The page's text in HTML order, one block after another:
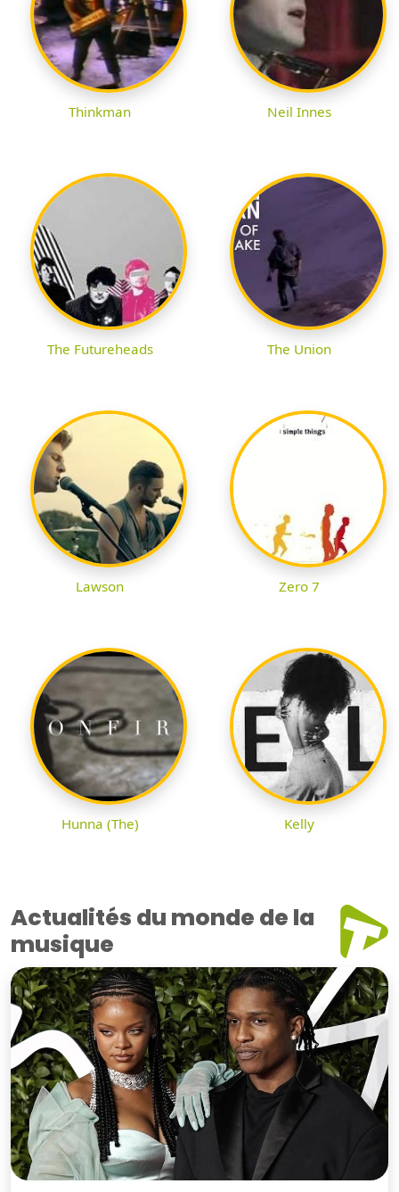
Thinkman Neil Innes
The Futureheads The Union
Lawson Zero 7
Hunna (The) Kelly
Actualités du monde de la
musique